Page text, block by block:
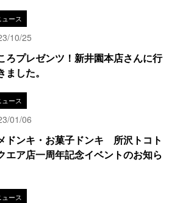
ース
10/25
ろプレゼンツ！新井園本店さんに行
ました。
ース
01/06
ドンキ・お菓子ドンキ 所沢トコト
エア店一周年記念イベントのお知ら
ース